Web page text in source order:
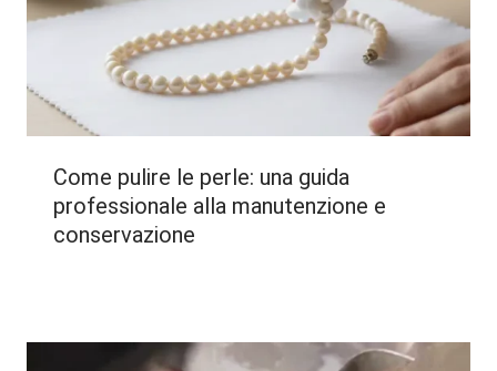
Come pulire le perle: una guida
professionale alla manutenzione e
conservazione